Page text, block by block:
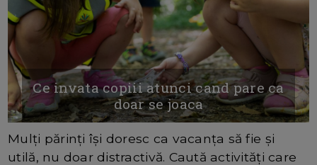
Ce invata copiii atunci cand pare ca
doar se joaca
Mulți părinți își doresc ca vacanța să fie și
utilă, nu doar distractivă. Caută activități care